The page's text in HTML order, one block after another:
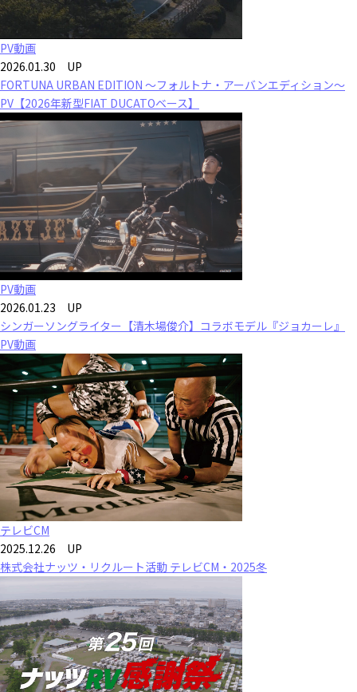
PV動画
2026.01.30 UP
FORTUNA URBAN EDITION ～フォルトナ・アーバンエディション～
PV【2026年新型FIAT DUCATOベース】
PV動画
2026.01.23 UP
シンガーソングライター【清木場俊介】コラボモデル『ジョカーレ』
PV動画
テレビCM
2025.12.26 UP
株式会社ナッツ・リクルート活動 テレビCM・2025冬